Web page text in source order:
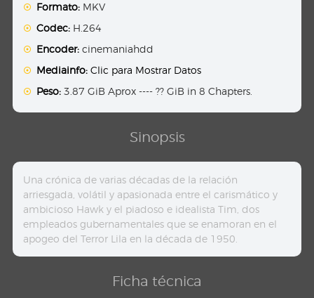
Formato: MKV
Codec: H.264
Encoder: cinemaniahdd
Mediainfo: Clic para Mostrar Datos
Peso: 3.87 GiB Aprox ---- ?? GiB in 8 Chapters.
Sinopsis
Una crónica de varias décadas de la relación
arriesgada, volátil y apasionada entre el carismático y
ambicioso Hawk y el piadoso e idealista Tim, dos
empleados gubernamentales que se enamoran en el
apogeo del Terror Lila en la década de 1950.
Ficha técnica